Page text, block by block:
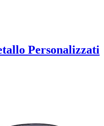
Personalizzati